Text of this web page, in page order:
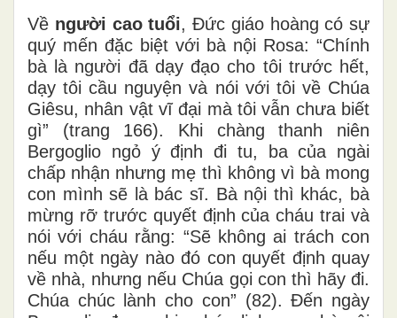
Về người cao tuổi, Đức giáo hoàng có sự
quý mến đặc biệt với bà nội Rosa: “Chính
bà là người đã dạy đạo cho tôi trước hết,
dạy tôi cầu nguyện và nói với tôi về Chúa
Giêsu, nhân vật vĩ đại mà tôi vẫn chưa biết
gì” (trang 166). Khi chàng thanh niên
Bergoglio ngỏ ý định đi tu, ba của ngài
chấp nhận nhưng mẹ thì không vì bà mong
con mình sẽ là bác sĩ. Bà nội thì khác, bà
mừng rỡ trước quyết định của cháu trai và
nói với cháu rằng: “Sẽ không ai trách con
nếu một ngày nào đó con quyết định quay
về nhà, nhưng nếu Chúa gọi con thì hãy đi.
Chúa chúc lành cho con” (82). Đến ngày